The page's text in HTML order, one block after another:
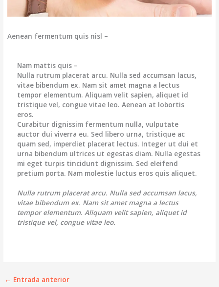
Aenean fermentum quis nisl –
Nam mattis quis –
Nulla rutrum placerat arcu. Nulla sed accumsan lacus,
vitae bibendum ex. Nam sit amet magna a lectus
tempor elementum. Aliquam velit sapien, aliquet id
tristique vel, congue vitae leo. Aenean at lobortis
eros.
Curabitur dignissim fermentum nulla, vulputate
auctor dui viverra eu. Sed libero urna, tristique ac
quam sed, imperdiet placerat lectus. Integer ut dui et
urna bibendum ultrices ut egestas diam. Nulla egestas
mi eget turpis tincidunt dignissim. Sed eleifend
pretium porta. Nam molestie luctus eros quis aliquet.
Nulla rutrum placerat arcu. Nulla sed accumsan lacus,
vitae bibendum ex. Nam sit amet magna a lectus
tempor elementum. Aliquam velit sapien, aliquet id
tristique vel, congue vitae leo.
← Entrada anterior